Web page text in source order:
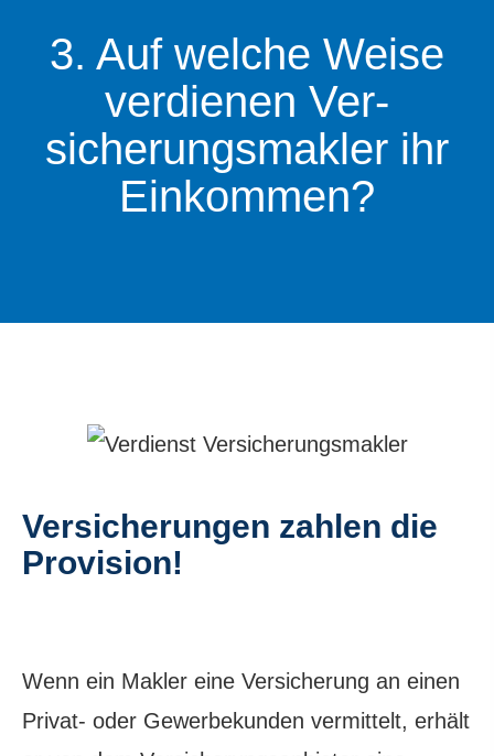
3. Auf welche Weise
verdienen Ver­
sicherungs­makler ihr
Einkommen?
Versicherungen zahlen die
Provision!
Wenn ein Makler eine Versicherung an einen
Privat- oder Gewerbekunden vermittelt, erhält